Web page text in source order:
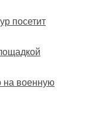
посетит
на военную